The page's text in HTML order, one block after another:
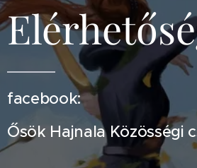
facebook:
Ősök Hajnala Közösségi